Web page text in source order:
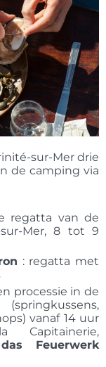
sur-Mer drie
de camping via
regatta van de
Mer, 8 tot 9
: regatta met
processie in de
vanaf 14 uur
Feuerwerk